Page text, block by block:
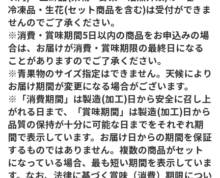
冷凍品・生花(セット商品を含む)は受付ができま
せんのでご了承ください。
※消費・賞味期間5日以内の商品をお申込みの場
合は、お届けが消費・賞味期限の最終日になる
ことがありますのでご了承ください。
※青果物のサイズ指定はできません。天候により
お届け期間が変更になる場合がございます。
※「消費期間」は製造(加工)日から安全に召し上
がれる日まで、「賞味期間」は製造(加工)日から
品質の保持が十分に可能な日までをそれぞれ期
間で表示しています。お届け日からの期間を保証
するものではありません。複数の商品がセット
になっている場合、最も短い期間を表示していま
す。なお、法律に基づく賞味（消費）期限につい